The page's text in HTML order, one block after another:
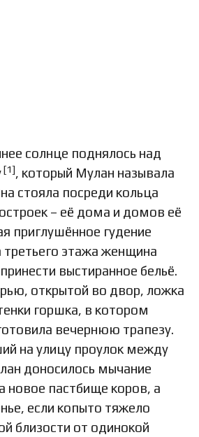
солнце поднялось над
[1], который Мулан называла
стояла посреди кольца
– её дома и домов её
приглушённое гудение
третьего этажа женщина
выстиранное бельё.
открытой во двор, ложка
горшка, в котором
вечернюю трапезу.
на улицу проулок между
доносилось мычание
новое пастбище коров, а
если копыто тяжело
близости от одинокой